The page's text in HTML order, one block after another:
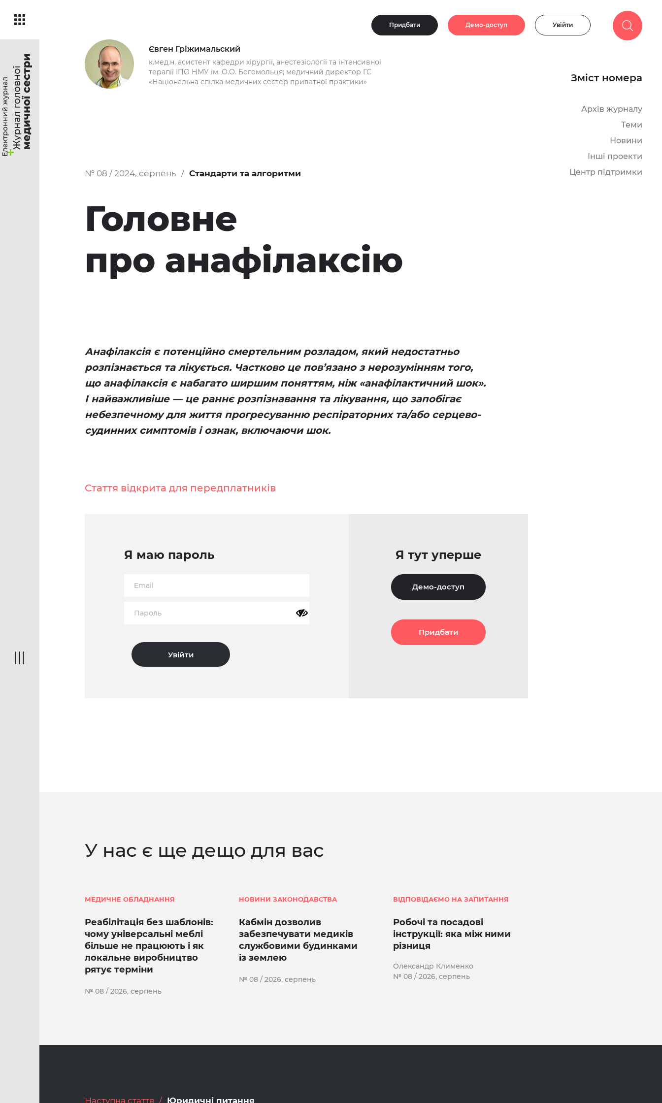
Придбати Демо-доступ Увійти
Зміст номера
Архів журналу
Теми
Новини
Інші проекти
Центр підтримки
Євген Гріжимальский
к.мед.н, асистент кафедри хірургії, анестезіології та інтенсивної
терапії ІПО НМУ ім. О.О. Богомольця; медичний директор ГС
«Національна спілка медичних сестер приватної практики»
№ 08 / 2024, серпень Стандарти та алгоритми
Головне
про анафілаксію
Анафілаксія є потенційно смертельним розладом, який недостатньо
розпізнається та лікується. Частково це пов’язано з нерозумінням того,
що анафілаксія є набагато ширшим поняттям, ніж «анафілактичний шок».
І найважливіше — це раннє розпізнавання та лікування, що запобігає
небезпечному для життя прогресуванню респіраторних та/або серцево-
судинних симптомів і ознак, включаючи шок.
Стаття відкрита для передплатників
Я маю пароль Я тут уперше
Демо-доступ
Придбати
У нас є ще дещо для вас
МЕДИЧНЕ ОБЛАДНАННЯ
Реабілітація без шаблонів:
чому універсальні меблі
більше не працюють і як
локальне виробництво
рятує терміни
№ 08 / 2026, серпень
НОВИНИ ЗАКОНОДАВСТВА
Кабмін дозволив
забезпечувати медиків
службовими будинками
із землею
№ 08 / 2026, серпень
ВІДПОВІДАЄМО НА ЗАПИТАННЯ
Робочі та посадові
інструкції: яка між ними
різниця
Олександр Клименко
№ 08 / 2026, серпень
Наступна стаття Юридичні питання
Електронний журнал